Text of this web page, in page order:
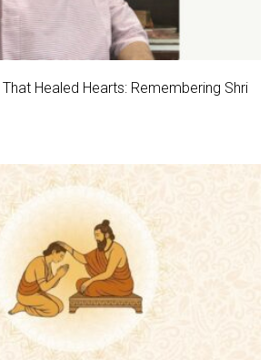
Healed Hearts: Remembering Shri